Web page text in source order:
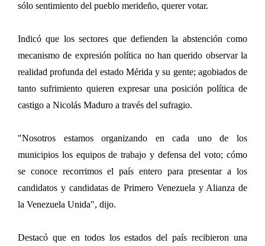
sólo sentimiento del pueblo merideño, querer votar.
Indicó que los sectores que defienden la abstención como
mecanismo de expresión política no han querido observar la
realidad profunda del estado Mérida y su gente; agobiados de
tanto sufrimiento quieren expresar una posición política de
castigo a Nicolás Maduro a través del sufragio.
"Nosotros estamos organizando en cada uno de los
municipios los equipos de trabajo y defensa del voto; cómo
se conoce recorrimos el país entero para presentar a los
candidatos y candidatas de Primero Venezuela y Alianza de
la Venezuela Unida", dijo.
Destacó que en todos los estados del país recibieron una